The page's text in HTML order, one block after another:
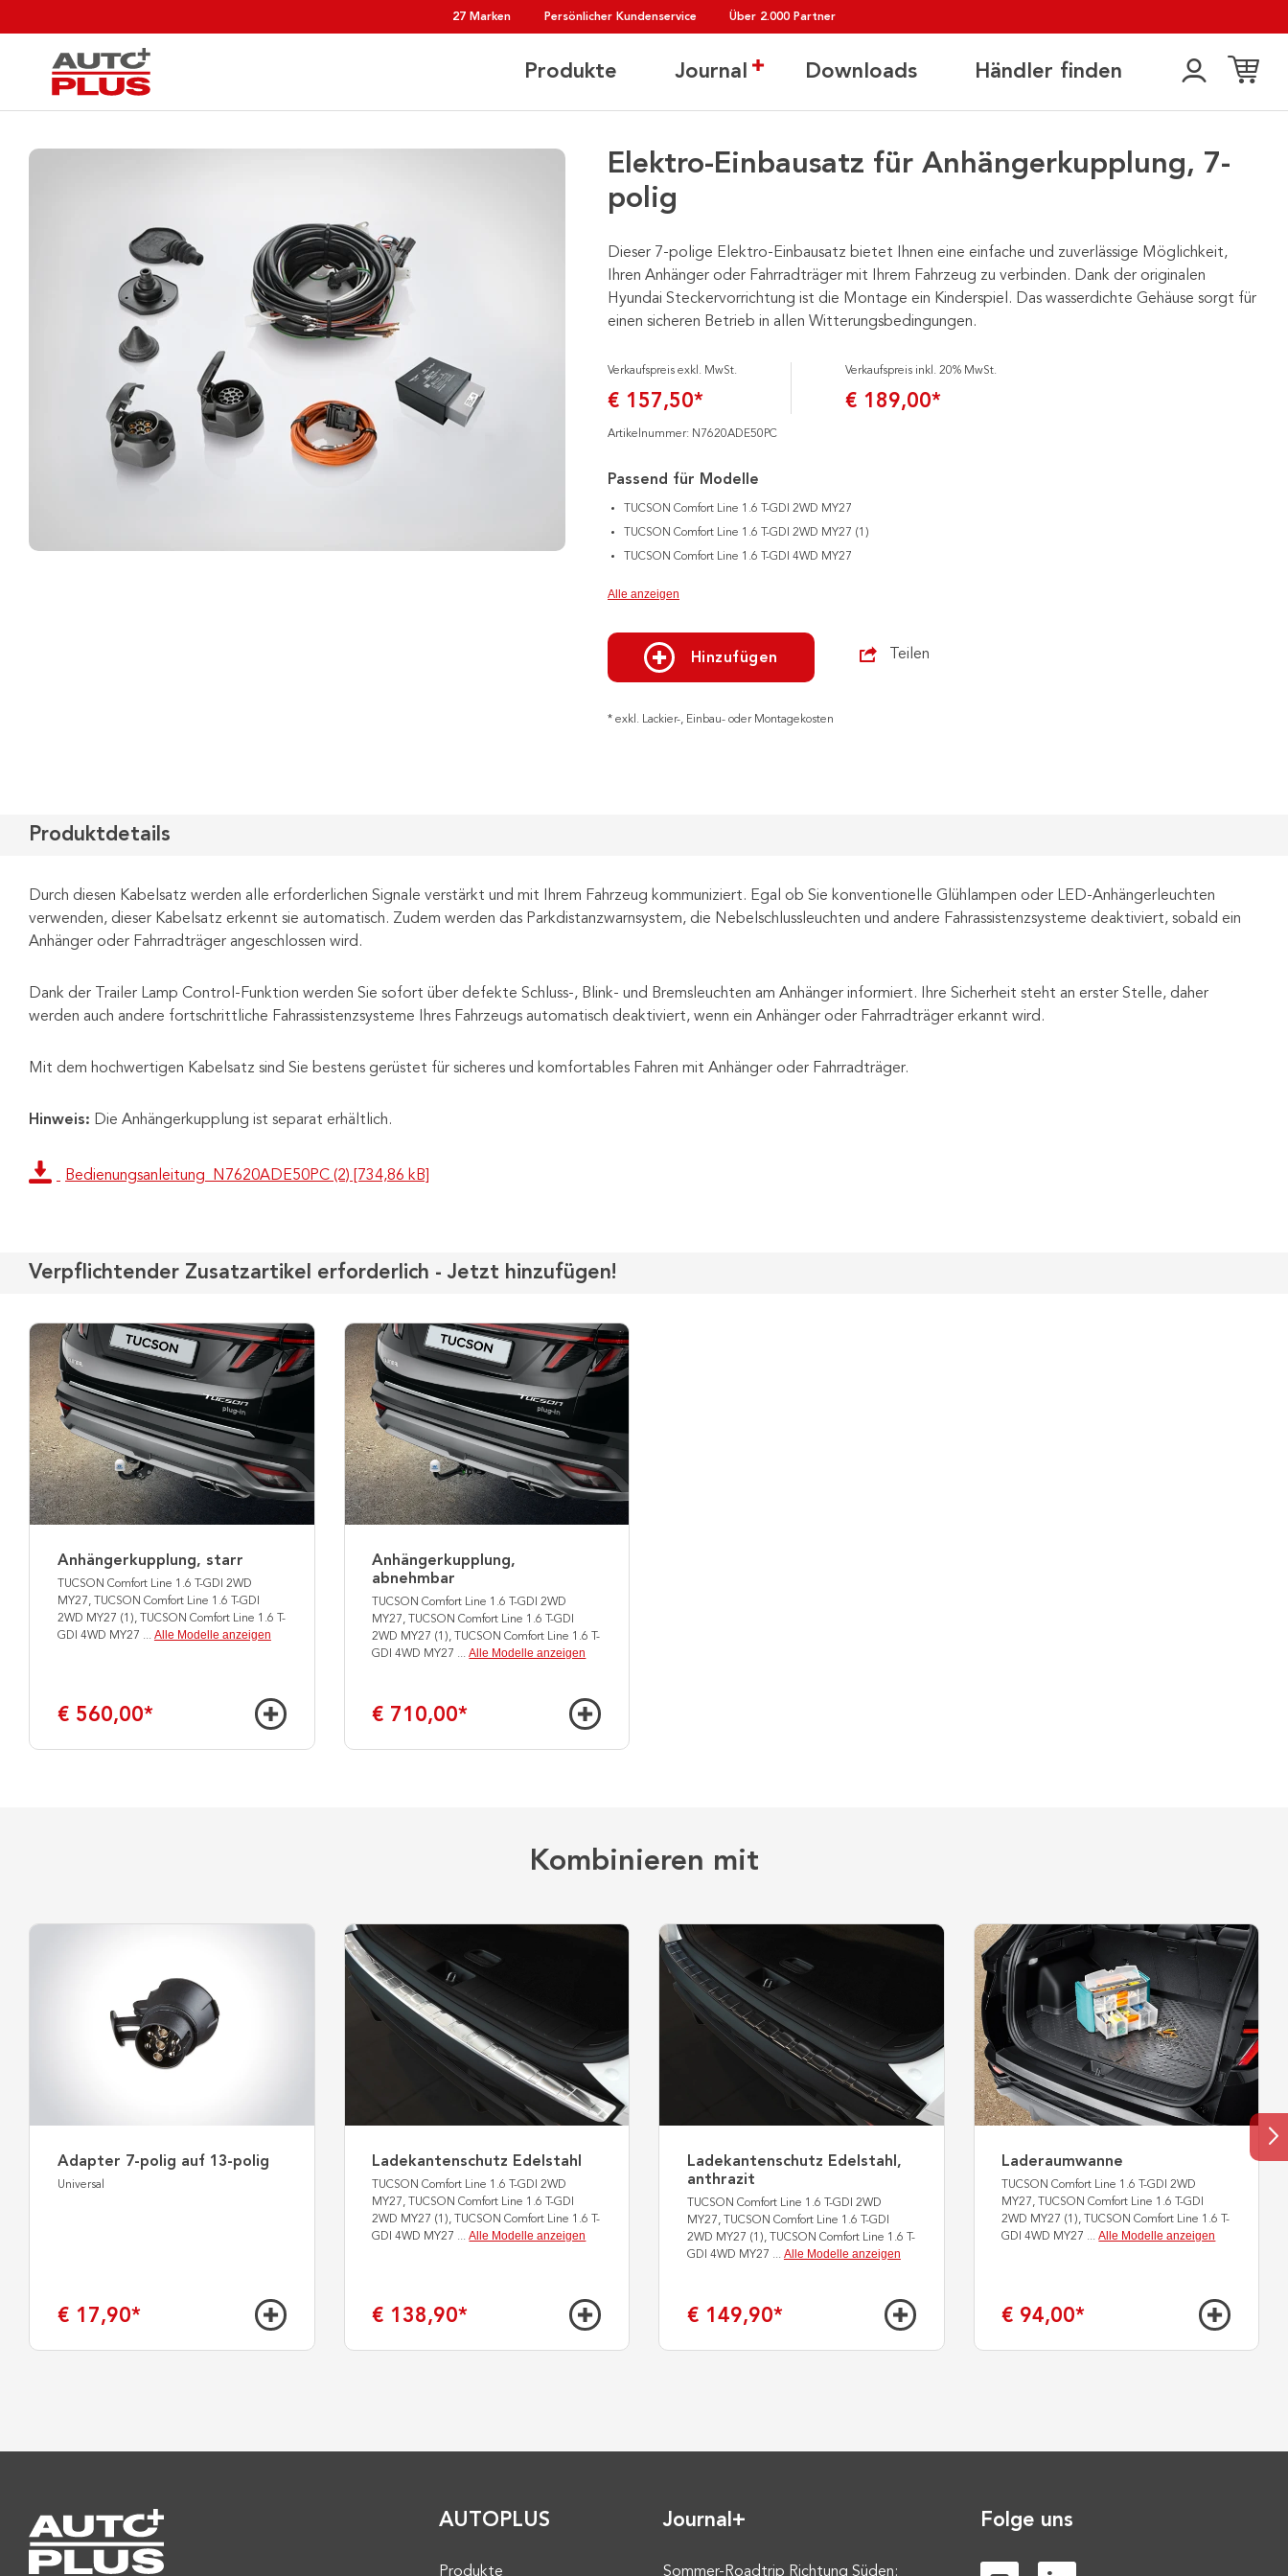
27 Marken Persönlicher Kundenservice Über 2.000 Partner
Produkte Journal Downloads Händler finden
Elektro-Einbausatz für Anhängerkupplung, 7-
polig
Dieser 7-polige Elektro-Einbausatz bietet Ihnen eine einfache und zuverlässige Möglichkeit,
Ihren Anhänger oder Fahrradträger mit Ihrem Fahrzeug zu verbinden. Dank der originalen
Hyundai Steckervorrichtung ist die Montage ein Kinderspiel. Das wasserdichte Gehäuse sorgt für
einen sicheren Betrieb in allen Witterungsbedingungen.
Verkaufspreis exkl. MwSt.
€ 157,50*
Verkaufspreis inkl. 20% MwSt.
€ 189,00*
Artikelnummer: N7620ADE50PC
Passend für Modelle
TUCSON Comfort Line 1.6 T-GDI 2WD MY27
TUCSON Comfort Line 1.6 T-GDI 2WD MY27 (1)
TUCSON Comfort Line 1.6 T-GDI 4WD MY27
Alle anzeigen
Hinzufügen Teilen
* exkl. Lackier-, Einbau- oder Montagekosten
Produktdetails
Durch diesen Kabelsatz werden alle erforderlichen Signale verstärkt und mit Ihrem Fahrzeug kommuniziert. Egal ob Sie konventionelle Glühlampen oder LED-Anhängerleuchten
verwenden, dieser Kabelsatz erkennt sie automatisch. Zudem werden das Parkdistanzwarnsystem, die Nebelschlussleuchten und andere Fahrassistenzsysteme deaktiviert, sobald ein
Anhänger oder Fahrradträger angeschlossen wird.
Dank der Trailer Lamp Control-Funktion werden Sie sofort über defekte Schluss-, Blink- und Bremsleuchten am Anhänger informiert. Ihre Sicherheit steht an erster Stelle, daher
werden auch andere fortschrittliche Fahrassistenzsysteme Ihres Fahrzeugs automatisch deaktiviert, wenn ein Anhänger oder Fahrradträger erkannt wird.
Mit dem hochwertigen Kabelsatz sind Sie bestens gerüstet für sicheres und komfortables Fahren mit Anhänger oder Fahrradträger.
Hinweis: Die Anhängerkupplung ist separat erhältlich.
Bedienungsanleitung_N7620ADE50PC (2) [734,86 kB]
Verpflichtender Zusatzartikel erforderlich - Jetzt hinzufügen!
Anhängerkupplung, starr
TUCSON Comfort Line 1.6 T-GDI 2WD
MY27, TUCSON Comfort Line 1.6 T-GDI
2WD MY27 (1), TUCSON Comfort Line 1.6 T-
GDI 4WD MY27 ... Alle Modelle anzeigen
€ 560,00*
Anhängerkupplung,
abnehmbar
TUCSON Comfort Line 1.6 T-GDI 2WD
MY27, TUCSON Comfort Line 1.6 T-GDI
2WD MY27 (1), TUCSON Comfort Line 1.6 T-
GDI 4WD MY27 ...Alle Modelle anzeigen
€ 710,00*
Kombinieren mit
Adapter 7-polig auf 13-polig
Universal
€ 17,90*
Ladekantenschutz Edelstahl
TUCSON Comfort Line 1.6 T-GDI 2WD
MY27, TUCSON Comfort Line 1.6 T-GDI
2WD MY27 (1), TUCSON Comfort Line 1.6 T-
GDI 4WD MY27 ...Alle Modelle anzeigen
€ 138,90*
Ladekantenschutz Edelstahl,
anthrazit
TUCSON Comfort Line 1.6 T-GDI 2WD
MY27, TUCSON Comfort Line 1.6 T-GDI
2WD MY27 (1), TUCSON Comfort Line 1.6 T-
GDI 4WD MY27 ... Alle Modelle anzeigen
€ 149,90*
Laderaumwanne
TUCSON Comfort Line 1.6 T-GDI 2WD
MY27, TUCSON Comfort Line 1.6 T-GDI
2WD MY27 (1), TUCSON Comfort Line 1.6 T-
GDI 4WD MY27 ...Alle Modelle anzeigen
€ 94,00*
AUTOPLUS
Produkte
Journal+
Sommer-Roadtrip Richtung Süden:
Folge uns